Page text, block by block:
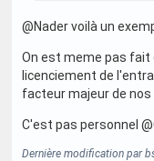
@Nader voilà un
On est meme pas fait
licenciement de
facteur majeur de
C'est pas personnel
Dernière modification par